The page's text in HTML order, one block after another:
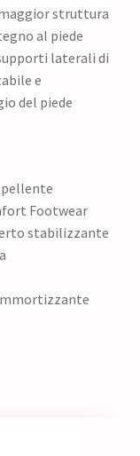
struttura
al piede
laterali di
e
del piede
Footwear
stabilizzante